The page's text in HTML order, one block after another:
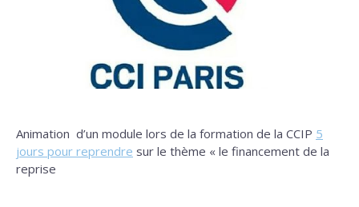
Animation d’un module lors de la formation de la CCIP 5
jours pour reprendre sur le thème « le financement de la
reprise